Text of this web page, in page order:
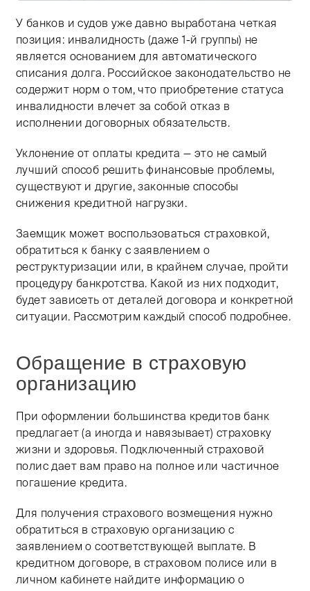
У банков и судов уже давно выработана четкая
позиция: инвалидность (даже 1-й группы) не
является основанием для автоматического
списания долга. Российское законодательство не
содержит норм о том, что приобретение статуса
инвалидности влечет за собой отказ в
исполнении договорных обязательств.
Уклонение от оплаты кредита — это не самый
лучший способ решить финансовые проблемы,
существуют и другие, законные способы
снижения кредитной нагрузки.
Заемщик может воспользоваться страховкой,
обратиться к банку с заявлением о
реструктуризации или, в крайнем случае, пройти
процедуру банкротства. Какой из них подходит,
будет зависеть от деталей договора и конкретной
ситуации. Рассмотрим каждый способ подробнее.
Обращение в страховую
организацию
При оформлении большинства кредитов банк
предлагает (а иногда и навязывает) страховку
жизни и здоровья. Подключенный страховой
полис дает вам право на полное или частичное
погашение кредита.
Для получения страхового возмещения нужно
обратиться в страховую организацию с
заявлением о соответствующей выплате. В
кредитном договоре, в страховом полисе или в
личном кабинете найдите информацию о